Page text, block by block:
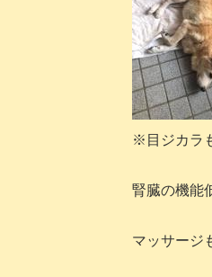
※目ジカラ
腎臓の機能
マッサージ